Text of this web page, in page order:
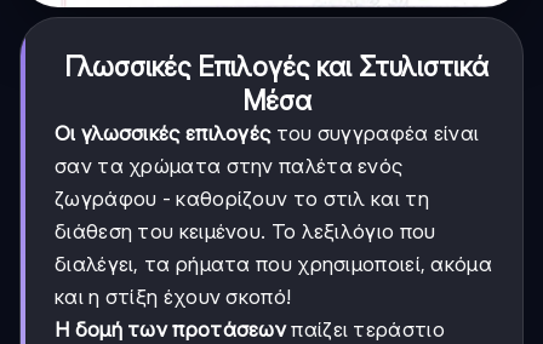
Γλωσσικές Επιλογές και Στυλιστικά
Μέσα
Οι γλωσσικές επιλογέςτου συγγραφέα είναι
σαν τα χρώματα στην παλέτα ενός
ζωγράφου - καθορίζουν το στιλ και τη
διάθεση του κειμένου. Το λεξιλόγιο που
διαλέγει, τα ρήματα που χρησιμοποιεί, ακόμα
και η στίξη έχουν σκοπό!
Η δομή των προτάσεωνπαίζει τεράστιο